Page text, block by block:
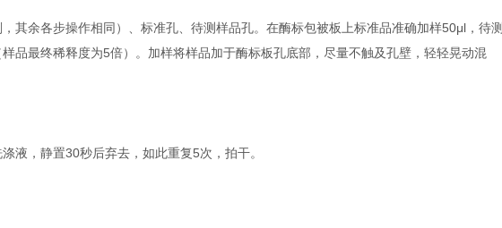
其余各步操作相同）、标准孔、待测样品孔。在酶标包被板上标准品准确加样50μl，待测
品最终稀释度为5倍）。加样将样品加于酶标板孔底部，尽量不触及孔壁，轻轻晃动混
液，静置30秒后弃去，如此重复5次，拍干。